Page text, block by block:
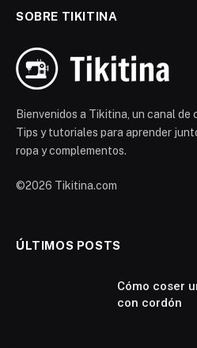
SOBRE TIKITINA
Bienvenidos a Tikitina, un canal de
Tips y tutoriales para aprender
ropa y complementos.
©2026 Tikitina.com
ÚLTIMOS POSTS
Cómo coser
con cordón